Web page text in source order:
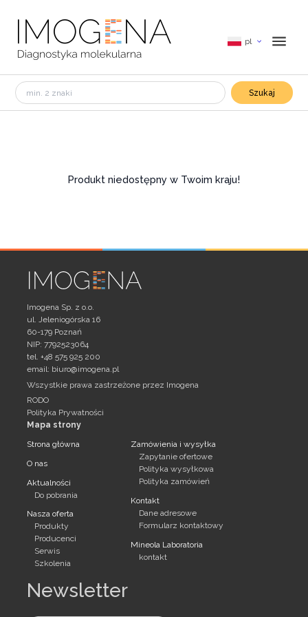
pl
Szukaj
Produkt niedostępny w Twoim kraju!
Imogena Sp. z o.o.
ul. Jeleniogórska 16
60-179 Poznań
NIP: 7792523064
tel. +48 575 925 200
email: biuro@imogena.pl
Wszystkie prawa zastrzeżone przez Imogena
RODO
Polityka Prywatności
Mapa strony
Strona główna
O nas
Aktualności
Do pobrania
Nasza oferta
Produkty
Producenci
Serwis
Szkolenia
Zamówienia i wysyłka
Zapytanie ofertowe
Polityka wysyłkowa
Polityka zamówień
Kontakt
Dane adresowe
Formularz kontaktowy
Mineola Laboratoria
kontakt
Newsletter